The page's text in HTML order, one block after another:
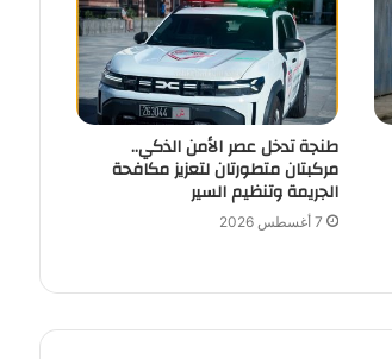
طنجة تدخل عصر الأمن الذكي..
مركبتان متطورتان لتعزيز مكافحة
الجريمة وتنظيم السير
7 أغسطس 2026